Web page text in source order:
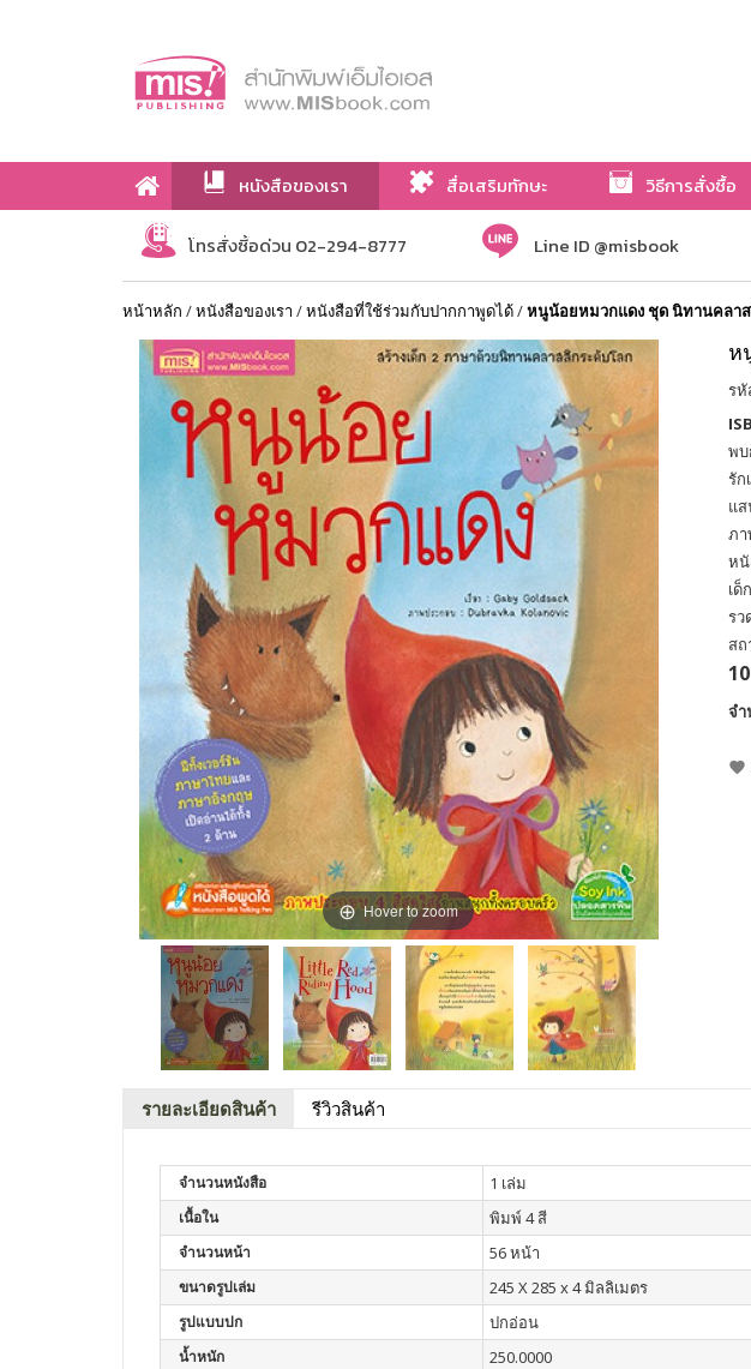
หนังสือของเรา สื่อเสริมทักษะ วิธีการสั่งซื้อ
เกี่ยวกับเรา
โทรสั่งซื้อด่วน 02-294-8777 Line ID @misbook
หน้าหลัก /หนังสือของเรา /หนังสือที่ใช้ร่วมกับปากกาพูดได้/หนูน้อยหมวกแดง ชุด นิทานคลา
Hover to zoom
ห
รหั
พบ
รัก
แ
ภา
หนั
เด็
รว
ส
จำ
รายละเอียดสินค้า รีวิวสินค้า
จำนวนหนังสือ 1 เล่ม
เนื้อใน พิมพ์ 4 สี
จำนวนหน้า 56 หน้า
ขนาดรูปเล่ม 245 X 285 x 4 มิลลิเมตร
รูปแบบปก ปกอ่อน
น้ำหนัก 250.0000